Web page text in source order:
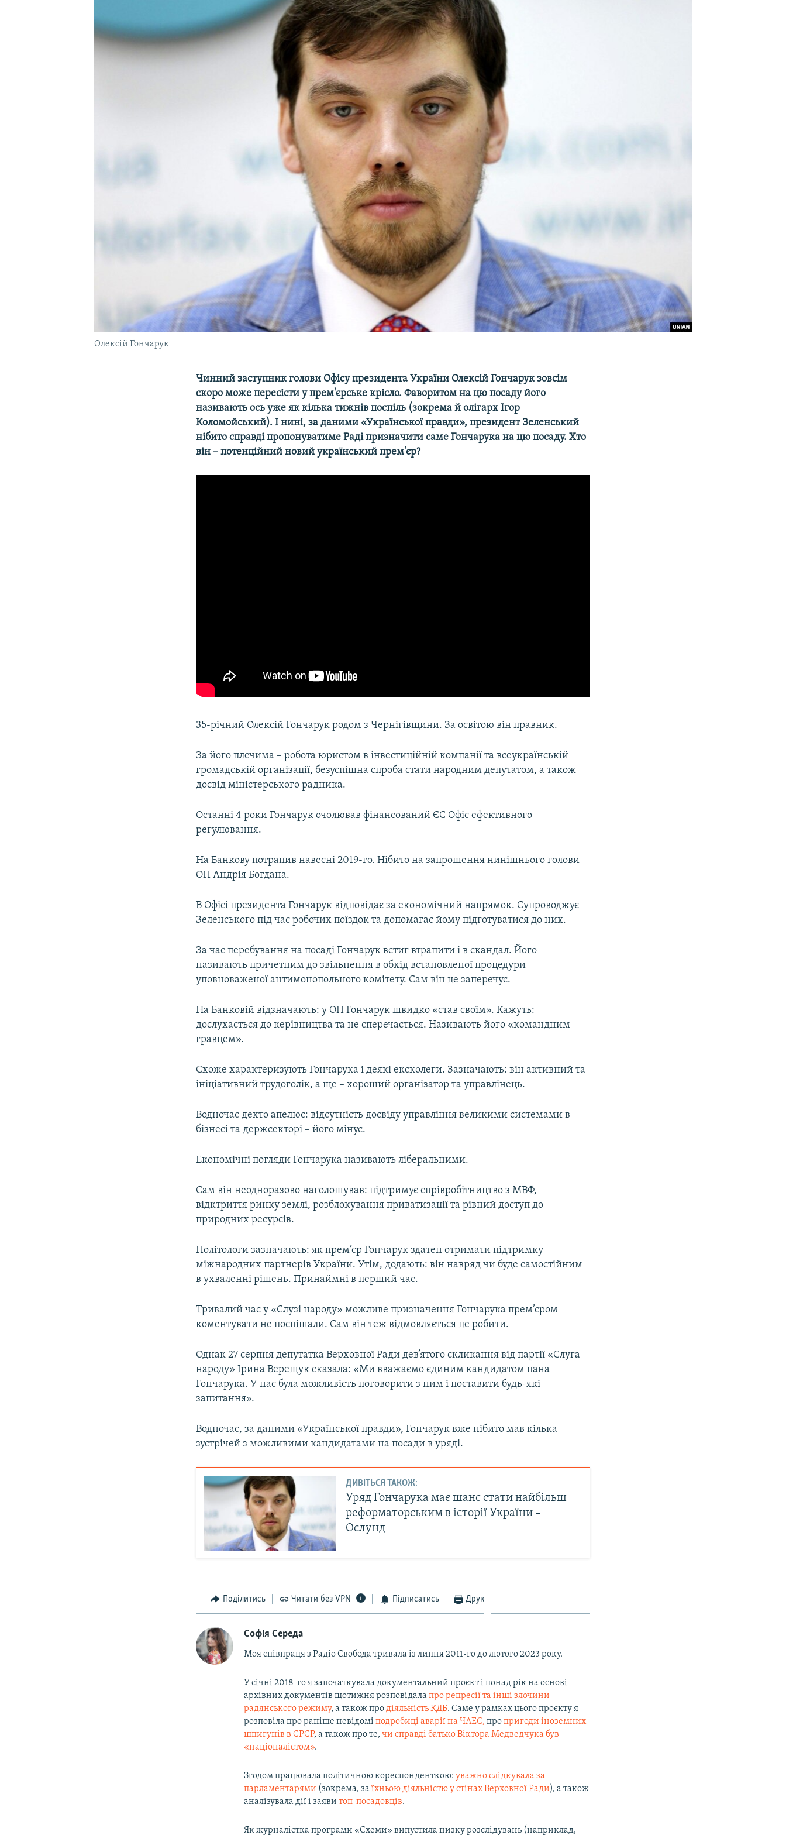
Олексій Гончарук
Чинний заступник голови Офісу президента України Олексій Гончарук зовсім
скоро може пересісти у прем'єрське крісло. Фаворитом на цю посаду його
називають ось уже як кілька тижнів поспіль (зокрема й олігарх Ігор
Коломойський). І нині, за даними «Української правди», президент Зеленський
нібито справді пропонуватиме Раді призначити саме Гончарука на цю посаду. Хто
він – потенційний новий український прем'єр?
35-річний Олексій Гончарук родом з Чернігівщини. За освітою він правник.
За його плечима – робота юристом в інвестиційній компанії та всеукраїнській
громадській організації, безуспішна спроба стати народним депутатом, а також
досвід міністерського радника.
Останні 4 роки Гончарук очолював фінансований ЄС Офіс ефективного
регулювання.
На Банкову потрапив навесні 2019-го. Нібито на запрошення нинішнього голови
ОП Андрія Богдана.
В Офісі президента Гончарук відповідає за економічний напрямок. Супроводжує
Зеленського під час робочих поїздок та допомагає йому підготуватися до них.
За час перебування на посаді Гончарук встиг втрапити і в скандал. Його
називають причетним до звільнення в обхід встановленої процедури
уповноваженої антимонопольного комітету. Сам він це заперечує.
На Банковій відзначають: у ОП Гончарук швидко «став своїм». Кажуть:
дослухається до керівництва та не сперечається. Називають його «командним
гравцем».
Схоже характеризують Гончарука і деякі ексколеги. Зазначають: він активний та
ініціативний трудоголік, а ще – хороший організатор та управлінець.
Водночас дехто апелює: відсутність досвіду управління великими системами в
бізнесі та держсекторі – його мінус.
Економічні погляди Гончарука називають ліберальними.
Сам він неодноразово наголошував: підтримує спрівробітництво з МВФ,
відктриття ринку землі, розблокування приватизації та рівний доступ до
природних ресурсів.
Політологи зазначають: як прем’єр Гончарук здатен отримати підтримку
міжнародних партнерів України. Утім, додають: він навряд чи буде самостійним
в ухваленні рішень. Принаймні в перший час.
Тривалий час у «Слузі народу» можливе призначення Гончарука прем’єром
коментувати не поспішали. Сам він теж відмовляється це робити.
Однак 27 серпня депутатка Верховної Ради дев’ятого скликання від партії «Слуга
народу» Ірина Верещук сказала: «Ми вважаємо єдиним кандидатом пана
Гончарука. У нас була можливість поговорити з ним і поставити будь-які
запитання».
Водночас, за даними «Української правди», Гончарук вже нібито мав кілька
зустрічей з можливими кандидатами на посади в уряді.
ДИВІТЬСЯ ТАКОЖ:
Уряд Гончарука має шанс стати найбільш
реформаторським в історії України –
Ослунд
Поділитись Читати без VPN Підписатись Друк
Софія Середа
Моя співпраця з Радіо Свобода тривала із липня 2011-го до лютого 2023 року.
У січні 2018-го я започаткувала документальний проєкт і понад рік на основі
архівних документів щотижня розповідалапро репресії та інші злочини
радянського режиму, а також продіяльність КДБ. Саме у рамках цього проєкту я
розповіла про раніше невідоміподробиці аварії на ЧАЕС, пропригоди іноземних
шпигунів в СРСР, а також про те,чи справді батько Віктора Медведчука був
«націоналістом».
Згодом працювала політичною кореспонденткою:уважно слідкувала за
парламентарями (зокрема, заїхньою діяльністю у стінах Верховної Ради), а також
аналізувала дії і заявитоп-посадовців.
Як журналістка програми ​«Схеми»​ випустила низку розслідувань (наприклад,